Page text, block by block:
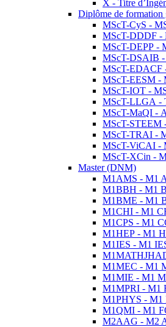
X - Titre
Diplôme de
MScT-CyS -
MScT-DDDF -
MScT-DEPP -
MScT-DSAIB -
MScT-EDACF
MScT-EESM -
MScT-IOT -
MScT-LLGA -
MScT-MaQI -
MScT-STEEM
MScT-TRAI -
MScT-ViCAI -
MScT-XCin -
Master (DNM)
M1AMS - M1
M1BBH - M1
M1BME - M1
M1CHI - M1
M1CPS - M1
M1HEP - M1
M1IES - M1
M1MEC - M1
M1MIE - M1
M1MPRI - M1
M1PHYS - M1
M1QMI - M1
M2AAG - M2